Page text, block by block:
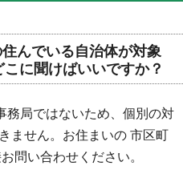
んでいる自治体が対象
に聞けばいいですか？
務局ではないため、個別の対
ません。お住まいの 市区町
問い合わせください。